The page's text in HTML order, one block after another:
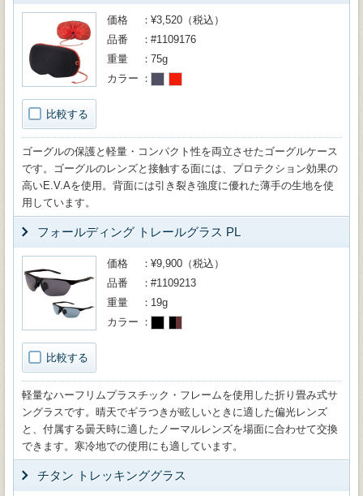
比較する
価格
¥3,520（税込）
品番
#1109176
重量
75g
カラー
ゴーグルの保護と軽量・コンパクト性を両立させたゴーグルケース
です。ゴーグルのレンズと接触する面には、プロテクション効果の
高いE.V.Aを使用。背面には引き裂き強度に優れた薄手の生地を使
用しています。
フォールディング トレールグラス PL
比較する
価格
¥9,900（税込）
品番
#1109213
重量
19g
カラー
軽量なハーフリムプラスチック・フレームを使用した折り畳み式サ
ングラスです。晴天でギラつきが眩しいときに適した偏光レンズ
と、付属する曇天時に適したノーマルレンズを場面に合わせて交換
できます。寒冷地での使用にも適しています。
チタン トレッキンググラス